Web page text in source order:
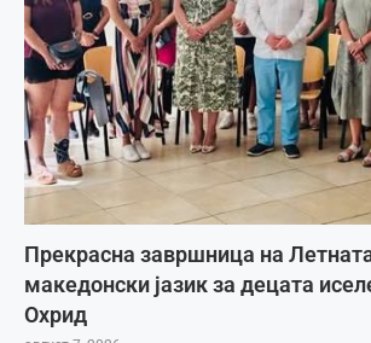
Прекрасна завршница на
македонски јазик за децата
Охрид